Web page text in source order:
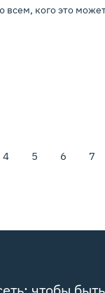
всем, кого это
4 5 6 7